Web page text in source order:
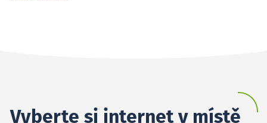
Vyberte si internet v místě